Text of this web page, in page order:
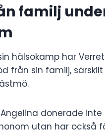
familj
hälsokamp har
från sin familj,
donerade inte
utan har också